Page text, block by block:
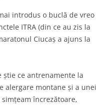
introdus o buclă de vreo
ITRA (din ce au zis la
Ciucaș a ajuns la
știe ce antrenamente la
alergare montane și a unei
încrezătoare,